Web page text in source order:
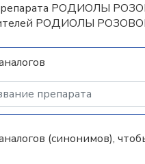
РОДИОЛЫ
РОДИОЛЫ
(синонимов),